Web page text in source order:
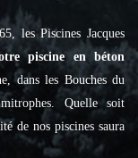
les Piscines Jacques
piscine en béton
dans les Bouches du
Quelle soit
de nos piscines saura